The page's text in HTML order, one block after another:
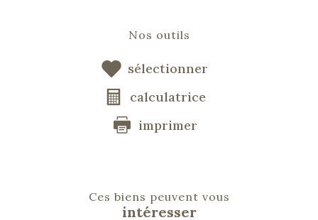
Nos outils
sélectionner
calculatrice
imprimer
Ces biens peuvent vous
intéresser